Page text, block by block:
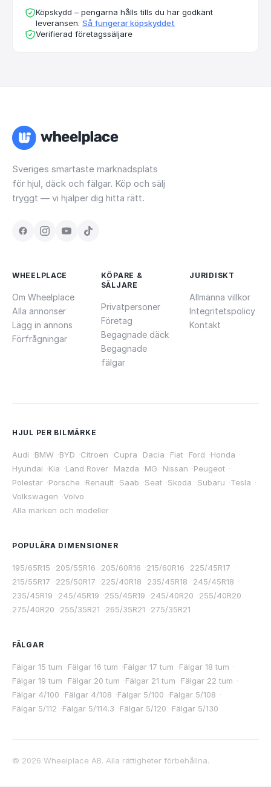
Köpskydd – pengarna hålls tills du har godkänt
leveransen. Så fungerar köpskyddet
Verifierad företagssäljare
Sveriges smartaste marknadsplats
för hjul, däck och fälgar. Köp och sälj
tryggt — vi hjälper dig hitta rätt.
WHEELPLACE
Om Wheelplace
Alla annonser
Lägg in annons
Förfrågningar
KÖPARE &
SÄLJARE
Privatpersoner
Företag
Begagnade däck
Begagnade
fälgar
JURIDISKT
Allmänna villkor
Integritetspolicy
Kontakt
HJUL PER BILMÄRKE
Audi ·BMW ·BYD ·Citroen ·Cupra ·Dacia ·Fiat ·Ford ·Honda ·
Hyundai ·Kia ·Land Rover ·Mazda ·MG ·Nissan ·Peugeot ·
Polestar ·Porsche ·Renault ·Saab ·Seat ·Skoda ·Subaru ·Tesla ·
Volkswagen ·Volvo
Alla märken och modeller
POPULÄRA DIMENSIONER
195/65R15 ·205/55R16 ·205/60R16 ·215/60R16 ·225/45R17 ·
215/55R17 ·225/50R17 ·225/40R18 ·235/45R18 ·245/45R18 ·
235/45R19 ·245/45R19 ·255/45R19 ·245/40R20 ·255/40R20 ·
275/40R20 ·255/35R21 ·265/35R21 ·275/35R21
FÄLGAR
Fälgar 15 tum ·Fälgar 16 tum ·Fälgar 17 tum ·Fälgar 18 tum ·
Fälgar 19 tum ·Fälgar 20 tum ·Fälgar 21 tum ·Fälgar 22 tum ·
Fälgar 4/100 ·Fälgar 4/108 ·Fälgar 5/100 ·Fälgar 5/108 ·
Fälgar 5/112 ·Fälgar 5/114.3 ·Fälgar 5/120 ·Fälgar 5/130
© 2026 Wheelplace AB. Alla rättigheter förbehållna.